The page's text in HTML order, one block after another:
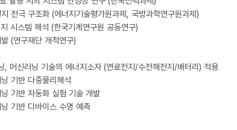
전극 구조화 (에너지기술평가원과제, 국방과학연구원과제)
시스템 해석 (한국기계연구원 공동연구)
(연구재단 개척연구)
머신러닝 기술의 에너지소자 (연료전지/수전해전지/배터리) 적용
기반 다중물리해석
기반 자동화 실험 기술 개발
기반 디바이스 수명 예측